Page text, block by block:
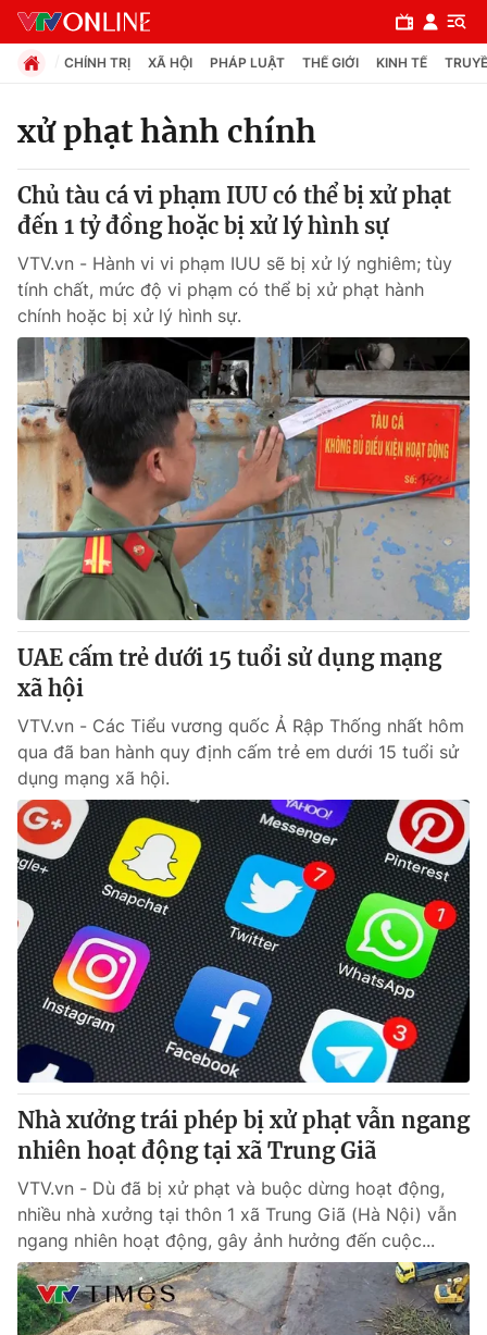
Chuyên mục
Chính trị
Xã hội
Pháp luật
Y tế
Thế giới
Tin tức
Thế giới đó đây
Câu chuyện quốc tế
Kinh tế
Tài chính
Thị trường
Góc doanh nghiệp
Dữ liệu và đời sống
Truyền hình
Phim VTV
Hậu trường
Nhân vật
Khán giả
Giải sao mai
Giải trí
Điện ảnh
Âm nhạc
Sao
Đời sống
Du lịch
Làm đẹp
Chất lượng cuộc sống
Giáo dục
Tuyển sinh
Học trực tuyến
Công nghệ
Hitech Công nghệ tương lai
Sản phẩm
Thị trường
Tư vấn
Giao lưu trực tuyến
Lịch phát sóng
Chuyên mục khác
Emagazine Podcast
Photo Infographic
Video Shorts video
CHÍNH TRỊ XÃ HỘI PHÁP LUẬT THẾ GIỚI KINH TẾ
xử phạt hành chính
Chủ tàu cá vi phạm IUU có thể bị xử phạt
đến 1 tỷ đồng hoặc bị xử lý hình sự
VTV.vn - Hành vi vi phạm IUU sẽ bị xử lý nghiêm; tùy
tính chất, mức độ vi phạm có thể bị xử phạt hành
chính hoặc bị xử lý hình sự.
UAE cấm trẻ dưới 15 tuổi sử dụng mạng
xã hội
VTV.vn - Các Tiểu vương quốc Ả Rập Thống nhất hôm
qua đã ban hành quy định cấm trẻ em dưới 15 tuổi sử
dụng mạng xã hội.
Nhà xưởng trái phép bị xử phạt vẫn ngang
nhiên hoạt động tại xã Trung Giã
VTV.vn - Dù đã bị xử phạt và buộc dừng hoạt động,
nhiều nhà xưởng tại thôn 1 xã Trung Giã (Hà Nội) vẫn
ngang nhiên hoạt động, gây ảnh hưởng đến cuộc...